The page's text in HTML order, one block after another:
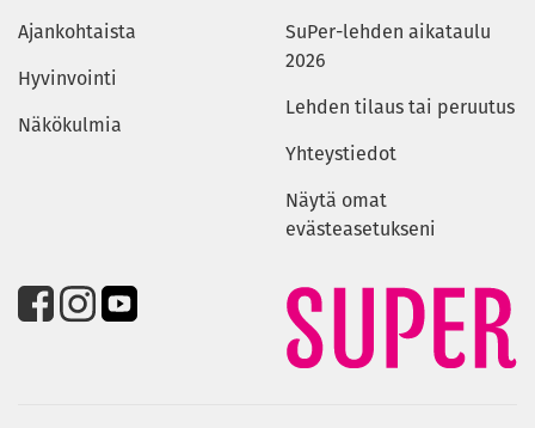
Ajankohtaista
Hyvinvointi
Näkökulmia
SuPer-lehden aikataulu
2026
Lehden tilaus tai peruutus
Yhteystiedot
Näytä omat
evästeasetukseni